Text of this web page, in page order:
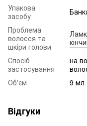
Упакова
засобу
Проблема
волосся та
шкіри голови
Спосіб
застосування
на
Об'єм
9 мл
Відгуки